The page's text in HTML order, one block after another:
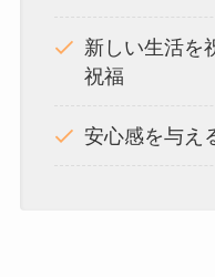
新しい生活を
祝福
安心感を与え